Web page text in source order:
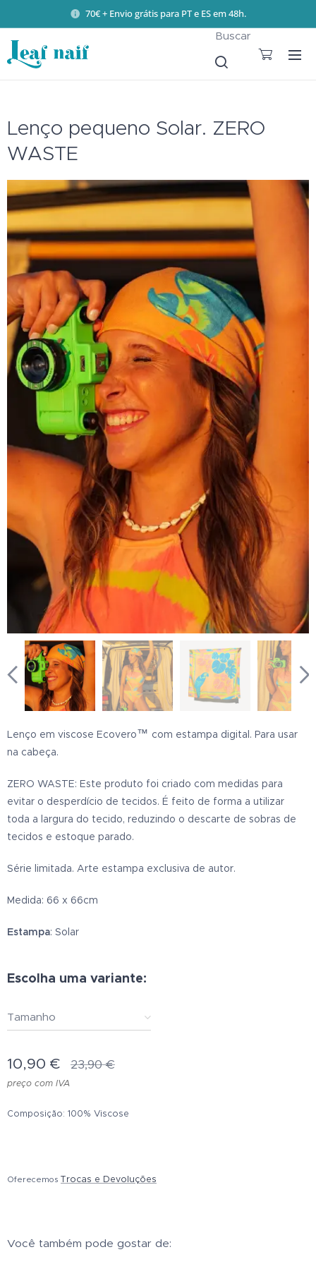
70€ + Envio grátis para PT e ES em 48h.
Buscar
Lenço pequeno Solar. ZERO
WASTE
Lenço em viscose Ecovero™ com estampa digital. Para usar
na cabeça.
ZERO WASTE: Este produto foi criado com medidas para
evitar o desperdício de tecidos. É feito de forma a utilizar
toda a largura do tecido, reduzindo o descarte de sobras de
tecidos e estoque parado.
Série limitada. Arte estampa exclusiva de autor.
Medida: 66 x 66cm
Estampa: Solar
Escolha uma variante:
Tamanho
10,90 € 23,90€
preço com IVA
Composição: 100% Viscose
Oferecemos Trocas e Devoluções
Você também pode gostar de: